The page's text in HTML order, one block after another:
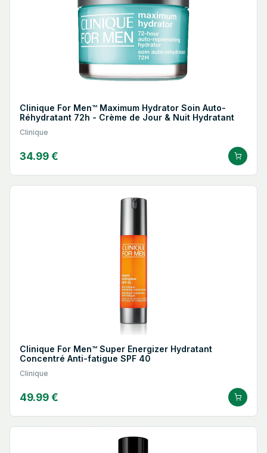
Clinique For Men™ Maximum Hydrator Soin Auto-
Réhydratant 72h - Crème de Jour & Nuit Hydratant
Clinique
34.99 €
Clinique For Men™ Super Energizer Hydratant
Concentré Anti-fatigue SPF 40
Clinique
49.99 €